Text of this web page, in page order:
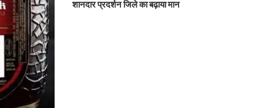
शानदार प्रदर्शन जिले का बढ़ाया मान